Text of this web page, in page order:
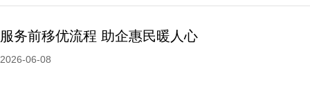
服务前移优流程 助企惠民暖人心
2026-06-08